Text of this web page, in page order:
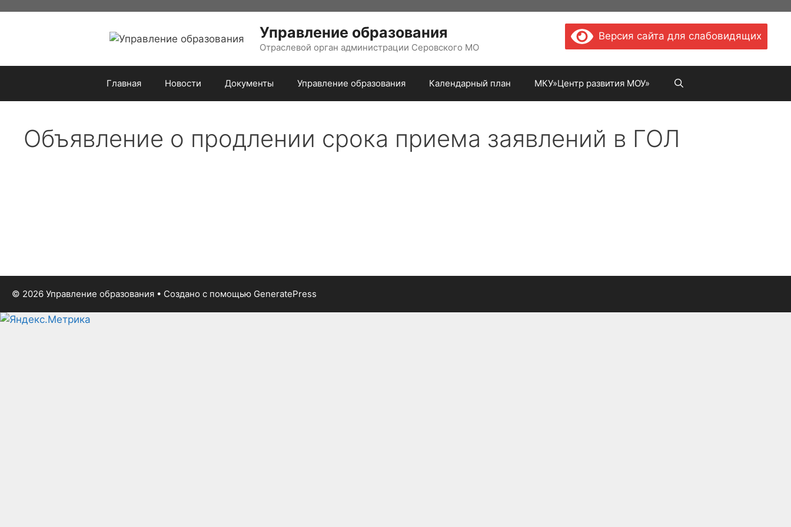
Версия сайта для слабовидящих
Управление образования
Отраслевой орган администрации Серовского МО
Главная Новости Документы Управление образования Календарный план МКУ»Центр развития МОУ»
Объявление о продлении срока приема заявлений в ГОЛ
© 2026 Управление образования • Создано с помощью GeneratePress